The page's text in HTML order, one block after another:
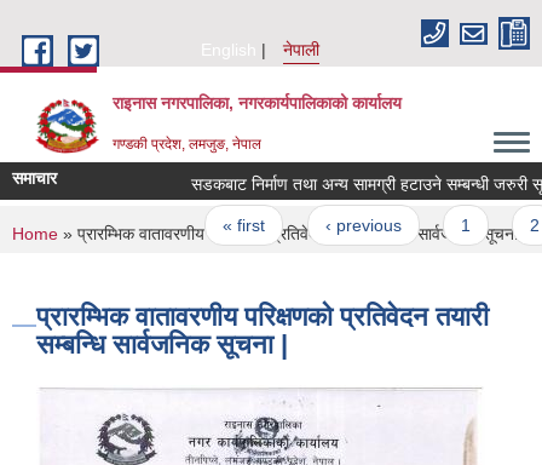
English
नेपाली
राइनास नगरपालिका, नगरकार्यपालिकाको कार्यालय
गण्डकी प्रदेश, लमजुङ, नेपाल
समाचार सडकबाट निर्माण तथा अन्य सामग्री हटाउने सम्बन्धी
Pages
« first ‹ previous
You are here
Home » प्रारम्भिक वातावरणीय परिक्षणको प्रतिवेदन तयारी सम्बन्धि सार्वजनिक सूचना |
प्रारम्भिक वातावरणीय परिक्षणको प्रतिवेदन तयारी
सम्बन्धि सार्वजनिक सूचना |